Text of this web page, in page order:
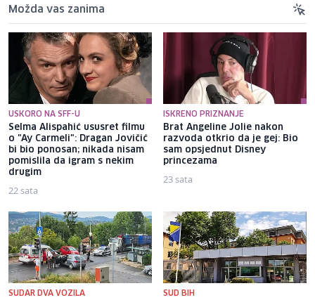
Možda vas zanima
USKORO NA SFF-U
Selma Alispahić ususret filmu
o "Ay Carmeli": Dragan Jovičić
bi bio ponosan; nikada nisam
pomislila da igram s nekim
drugim
22 sata
ISKRENO PRIZNANJE
Brat Angeline Jolie nakon
razvoda otkrio da je gej: Bio
sam opsjednut Disney
princezama
23 sata
SUDAR DVA VOZILA SUD BIH